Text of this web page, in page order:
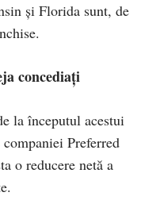
și Florida sunt, de
concediați
la începutul acestui
Preferred
o reducere netă a